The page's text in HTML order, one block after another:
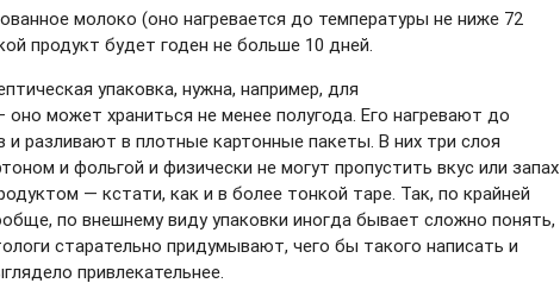
молоко (оно нагревается до температуры не ниже 72
продукт будет годен не больше 10 дней.
упаковка, нужна, например, для
оно может храниться не менее полугода. Его нагревают до
и разливают в плотные картонные пакеты. В них три слоя
и фольгой и физически не могут пропустить вкус или запах
— кстати, как и в более тонкой таре. Так, по крайней
по внешнему виду упаковки иногда бывает сложно понять,
старательно придумывают, чего бы такого написать и
привлекательнее.